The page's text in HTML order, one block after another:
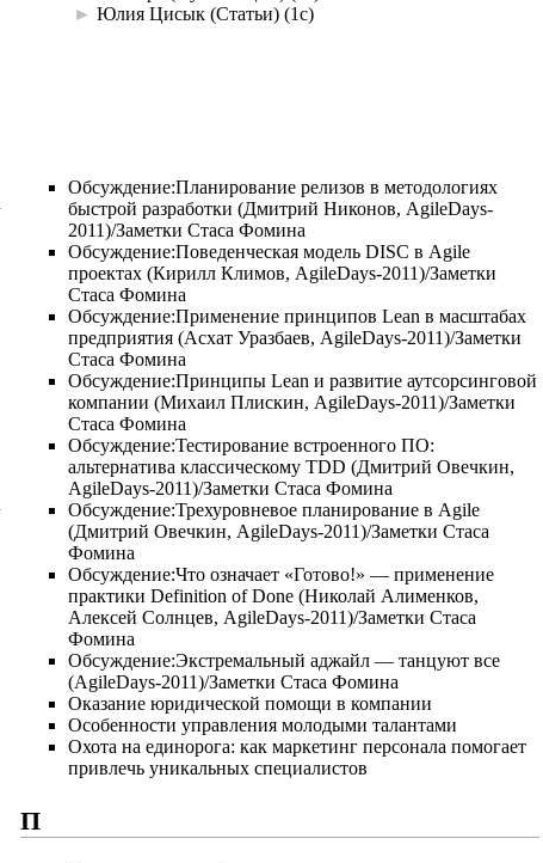
► Юлия Цисык (Статьи)‎ (1с)
Обсуждение:Планирование релизов в методологиях
быстрой разработки (Дмитрий Никонов, AgileDays-
2011)/Заметки Стаса Фомина
Обсуждение:Поведенческая модель DISC в Agile
проектах (Кирилл Климов, AgileDays-2011)/Заметки
Стаса Фомина
Обсуждение:Применение принципов Lean в масштабах
предприятия (Асхат Уразбаев, AgileDays-2011)/Заметки
Стаса Фомина
Обсуждение:Принципы Lean и развитие аутсорсинговой
компании (Михаил Плискин, AgileDays-2011)/Заметки
Стаса Фомина
Обсуждение:Тестирование встроенного ПО:
альтернатива классическому TDD (Дмитрий Овечкин,
AgileDays-2011)/Заметки Стаса Фомина
Обсуждение:Трехуровневое планирование в Agile
(Дмитрий Овечкин, AgileDays-2011)/Заметки Стаса
Фомина
Обсуждение:Что означает «Готово!» — применение
практики Definition of Done (Николай Алименков,
Алексей Солнцев, AgileDays-2011)/Заметки Стаса
Фомина
Обсуждение:Экстремальный аджайл — танцуют все
(AgileDays-2011)/Заметки Стаса Фомина
Оказание юридической помощи в компании
Особенности управления молодыми талантами
Охота на единорога: как маркетинг персонала помогает
привлечь уникальных специалистов
П